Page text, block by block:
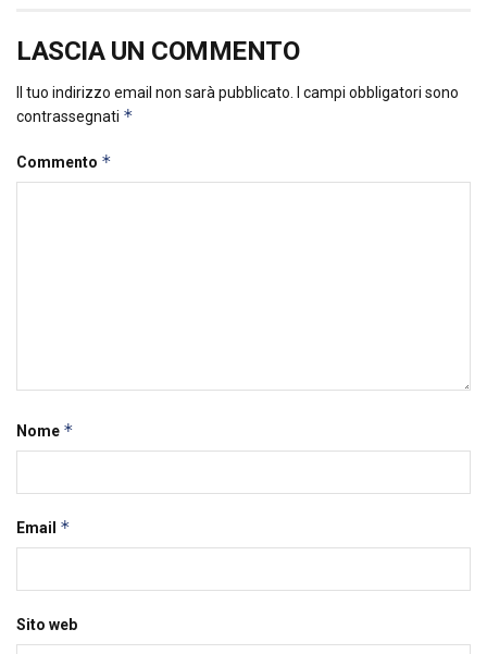
LASCIA UN COMMENTO
Il tuo indirizzo email non sarà pubblicato.
I campi obbligatori sono
contrassegnati *
Commento *
Nome *
Email *
Sito web